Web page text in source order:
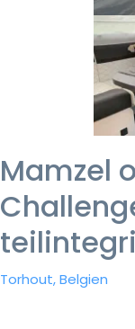
Mamzel
Torhout, Belgien